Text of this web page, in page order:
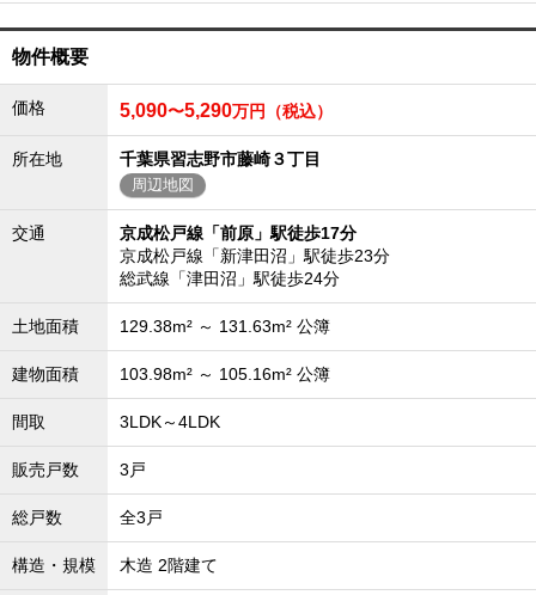
物件概要
価格 5,090〜5,290万円（税込）
所在地 千葉県習志野市藤崎３丁目
周辺地図
交通
京成松戸線「前原」駅徒歩17分
京成松戸線「新津田沼」駅徒歩23分
総武線「津田沼」駅徒歩24分
土地面積 129.38m² ～ 131.63m² 公簿
建物面積 103.98m² ～ 105.16m² 公簿
間取 3LDK～4LDK
販売戸数 3戸
総戸数 全3戸
構造・規模 木造 2階建て
沖縄全域エリア
沖縄全域エリアの新築一戸建
沖縄全域エリアのマンション
沖縄全域エリアの土地
お客様の声
全店舗営業社員募集！